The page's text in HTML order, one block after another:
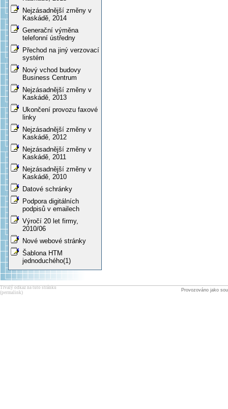
Nejzásadnější změny v
Kaskádě, 2014
Generační výměna
telefonní ústředny
Přechod na jiný verzovací
systém
Nový vchod budovy
Business Centrum
Nejzásadnější změny v
Kaskádě, 2013
Ukončení provozu faxové
linky
Nejzásadnější změny v
Kaskádě, 2012
Nejzásadnější změny v
Kaskádě, 2011
Nejzásadnější změny v
Kaskádě, 2010
Datové schránky
Podpora digitálních
podpisů v emailech
Výročí 20 let firmy,
2010/06
Nové webové stránky
Šablona HTM
jednoduchého(1)
Provozováno jako
Trvalý odkaz na tuto stránku
(permalink)